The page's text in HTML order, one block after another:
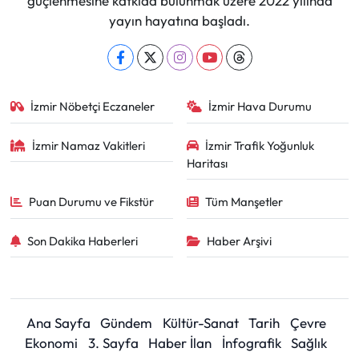
yayın hayatına başladı.
İzmir Nöbetçi Eczaneler İzmir Hava Durumu
İzmir Namaz Vakitleri
İzmir Trafik Yoğunluk
Haritası
Puan Durumu ve Fikstür Tüm Manşetler
Son Dakika Haberleri Haber Arşivi
Ana Sayfa Gündem Kültür-Sanat Tarih
Çevre
Ekonomi
3. Sayfa Haber İlan İnfografik Sağlık